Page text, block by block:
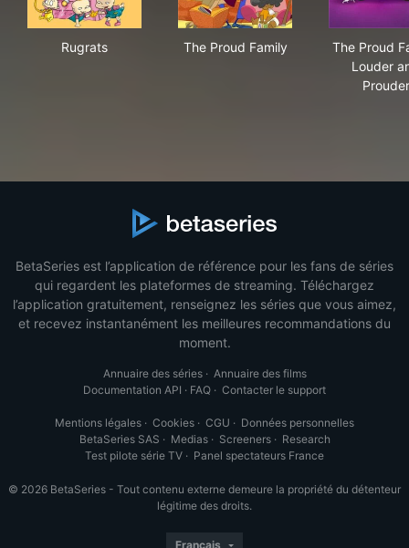
Rugrats The Proud Family
The Proud
Louder
Prouder
BetaSeries est l’application de référence pour les fans de séries
qui regardent les plateformes de streaming. Téléchargez
l’application gratuitement, renseignez les séries que vous aimez,
et recevez instantanément les meilleures recommandations du
moment.
Annuaire des séries· Annuaire des films
Documentation API · FAQ · Contacter le support
Mentions légales · Cookies · CGU · Données personnelles
BetaSeries SAS · Medias· Screeners· Research
Test pilote série TV · Panel spectateurs France
© 2026 BetaSeries - Tout contenu externe demeure la propriété du détenteur
légitime des droits.
Français